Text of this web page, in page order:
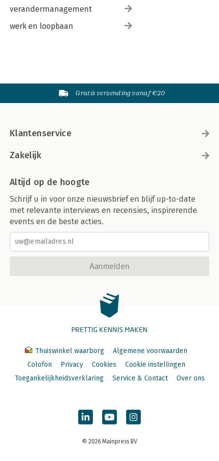
verandermanagement
werk en loopbaan
Gratis verzending vanaf €20
Klantenservice
Zakelijk
Altijd op de hoogte
Schrijf u in voor onze nieuwsbrief en blijf up-to-date
met relevante interviews en recensies, inspirerende
events en de beste acties.
Aanmelden
PRETTIG KENNIS MAKEN
Thuiswinkel waarborg
Algemene voorwaarden
Colofon
Privacy Cookies
Cookie instellingen
Toegankelijkheidsverklaring
Service & Contact Over ons
© 2026 Mainpress BV